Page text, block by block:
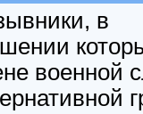
в
военной